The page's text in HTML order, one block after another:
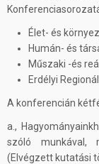
Élet- és
Humán- és
Műszaki -és
Erdélyi
A konferencián
a.,
szóló munkával,
(Elvégzett kutatási